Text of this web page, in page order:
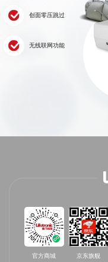
创面零压跳过
无线联网功能
官方商城 京东旗舰